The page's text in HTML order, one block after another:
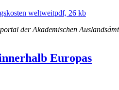
weltweitpdf, 26 kb
der Akademischen
Europas